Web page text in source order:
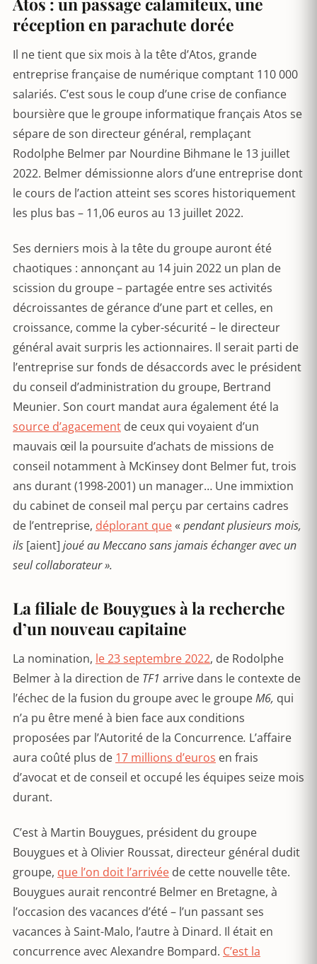
réception en parachute dorée
Il ne tient que six mois à la tête d’Atos, grande
entreprise française de numérique comptant 110 000
salariés. C’est sous le coup d’une crise de confiance
boursière que le groupe informatique français Atos se
sépare de son directeur général, remplaçant
Rodolphe Belmer par Nourdine Bihmane le 13 juillet
2022. Belmer démissionne alors d’une entreprise dont
le cours de l’action atteint ses scores historiquement
les plus bas – 11,06 euros au 13 juillet 2022.
Ses derniers mois à la tête du groupe auront été
chaotiques : annonçant au 14 juin 2022 un plan de
scission du groupe – partagée entre ses activités
décroissantes de gérance d’une part et celles, en
croissance, comme la cyber-sécurité – le directeur
général avait surpris les actionnaires. Il serait parti de
l’entreprise sur fonds de désaccords avec le président
du conseil d’administration du groupe, Bertrand
Meunier. Son court mandat aura également été la
source d’agacement de ceux qui voyaient d’un
mauvais œil la poursuite d’achats de missions de
conseil notamment à McKinsey dont Belmer fut, trois
ans durant (1998-2001) un manager… Une immixtion
du cabinet de conseil mal perçu par certains cadres
de l’entreprise, déplorant que« pendant plusieurs mois,
ils [aient] joué au Meccano sans jamais échanger avec un
seul collaborateur ».
La filiale de Bouygues à la recherche
d’un nouveau capitaine
La nomination, le 23 septembre 2022, de Rodolphe
Belmer à la direction de TF1 arrive dans le contexte de
l’échec de la fusion du groupe avec le groupeM6, qui
n’a pu être mené à bien face aux conditions
proposées par l’Autorité de la Concurrence. L’affaire
aura coûté plus de 17 millions d’euros en frais
d’avocat et de conseil et occupé les équipes seize mois
durant.
C’est à Martin Bouygues, président du groupe
Bouygues et à Olivier Roussat, directeur général dudit
groupe, que l’on doit l’arrivée de cette nouvelle tête.
Bouygues aurait rencontré Belmer en Bretagne, à
l’occasion des vacances d’été – l’un passant ses
vacances à Saint-Malo, l’autre à Dinard. Il était en
concurrence avec Alexandre Bompard. C’est la